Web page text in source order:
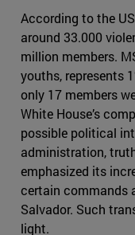
According to the
around 33.000
million members.
youths, represents
only 17 members
White House’s
possible political
administration,
emphasized its
certain commands
Salvador. Such
light.